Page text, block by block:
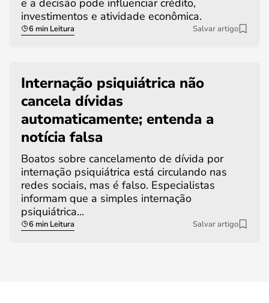
investimentos e atividade econômica.
6 min Leitura Salvar artigo
Internação psiquiátrica não
cancela dívidas
automaticamente; entenda a
notícia falsa
Boatos sobre cancelamento de dívida por
internação psiquiátrica está circulando nas
redes sociais, mas é falso. Especialistas
informam que a simples internação
psiquiátrica…
6 min Leitura Salvar artigo